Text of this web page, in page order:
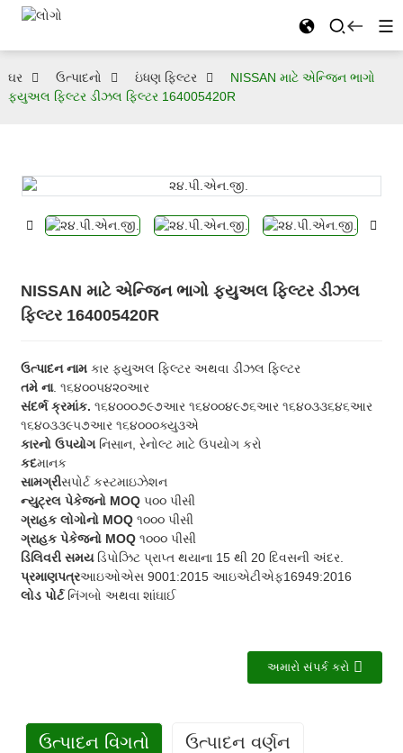
ઘર ઉત્પાદનો ઇંધણ ફિલ્ટર
NISSAN માટે એન્જિન ભાગો
ફ્યુઅલ ફિલ્ટર ડીઝલ ફિલ્ટર 164005420R
NISSAN માટે એન્જિન ભાગો ફ્યુઅલ ફિલ્ટર ડીઝલ
ફિલ્ટર 164005420R
ઉત્પાદન નામકાર ફ્યુઅલ ફિલ્ટર અથવા ડીઝલ ફિલ્ટર
તમે ના. ૧૬૪૦૦૫૪૨૦આર
સંદર્ભ ક્રમાંક. ૧૬૪૦૦૦૭૯૭આર ૧૬૪૦૦૪૯૭૬આર ૧૬૪૦૩૩૬૪૬આર
૧૬૪૦૩૩૯૫૭આર ૧૬૪૦૦૦ક્યુ૩એ
કારનો ઉપયોગનિસાન, રેનોલ્ટ માટે ઉપયોગ કરો
કદમાનક
સામગ્રીસપોર્ટ કસ્ટમાઇઝેશન
ન્યુટ્રલ પેકેજનો MOQ૫૦૦ પીસી
ગ્રાહક લોગોનો MOQ ૧૦૦૦ પીસી
ગ્રાહક પેકેજનો MOQ ૧૦૦૦ પીસી
ડિલિવરી સમયડિપોઝિટ પ્રાપ્ત થયાના 15 થી 20 દિવસની અંદર.
પ્રમાણપત્રઆઇઓએસ 9001:2015 આઇએટીએફ16949:2016
લોડ પોર્ટનિંગબો અથવા શાંઘાઈ
અમારો સંપર્ક કરો
ઉત્પાદન વિગતો ઉત્પાદન વર્ણન